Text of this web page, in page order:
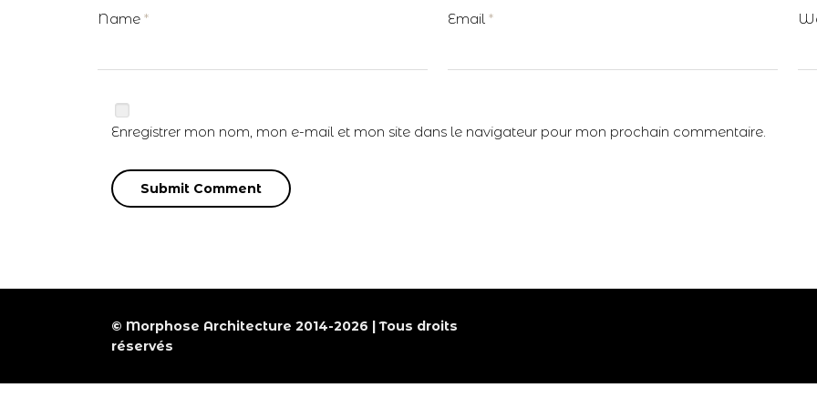
Name * Email*
Enregistrer mon nom, mon e-mail et mon site dans le navigateur pour mon prochain commentaire.
© Morphose Architecture 2014-2026 | Tous droits
réservés